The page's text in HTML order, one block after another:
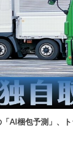
「AI梱包予測」、